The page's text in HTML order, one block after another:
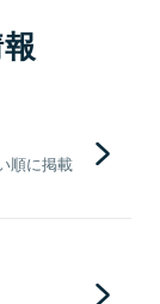
順に掲載